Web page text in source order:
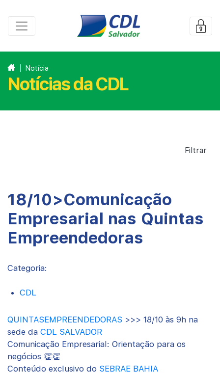
Notícia
Notícias da CDL
Filtrar
18/10>Comunicação
Empresarial nas Quintas
Empreendedoras
Categoria:
CDL
QUINTASEMPREENDEDORAS >>> 18/10 às 9h na
sede da CDL SALVADOR
Comunicação Empresarial: Orientação para os
negócios 👏👏
Conteúdo exclusivo do SEBRAE BAHIA